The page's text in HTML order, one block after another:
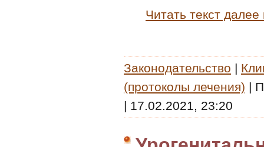
Читать текст
Законодательство |
(протоколы лечения) |
| 17.02.2021, 23:20